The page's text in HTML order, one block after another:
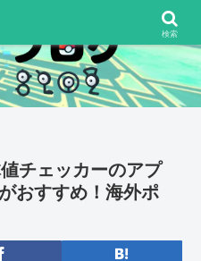
チェッカーのアプ
おすすめ！海外ポ
検索